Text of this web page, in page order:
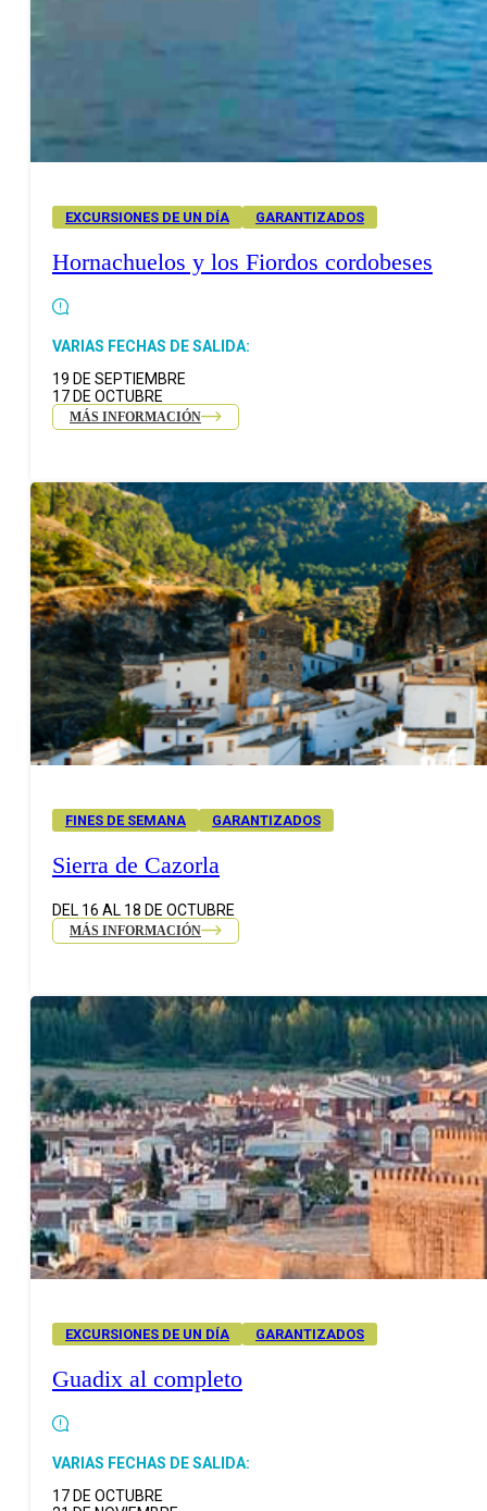
EXCURSIONES DE UN DÍA GARANTIZADOS
Hornachuelos y los Fiordos cordobeses
VARIAS FECHAS DE SALIDA:
19 DE SEPTIEMBRE
17 DE OCTUBRE
MÁS INFORMACIÓN
FINES DE SEMANA GARANTIZADOS
Sierra de Cazorla
DEL 16 AL 18 DE OCTUBRE
MÁS INFORMACIÓN
EXCURSIONES DE UN DÍA GARANTIZADOS
Guadix al completo
VARIAS FECHAS DE SALIDA:
17 DE OCTUBRE